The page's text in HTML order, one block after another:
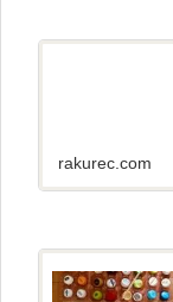
rakurec.com